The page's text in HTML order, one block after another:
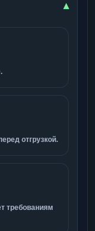
▾
отгрузкой.
требованиям